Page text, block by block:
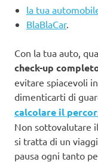
la tua
BlaBlaCar.
Con la tua auto,
check-up
evitare spiacevoli
dimenticarti di
calcolare il
Non sottovalutare
si tratta di un
pausa ogni tanto